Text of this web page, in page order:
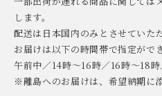
します。
配送は日本国内のみとさせていた
お届けは以下の時間帯で指定ができ
午前中／14時〜16時／16時〜18
※離島へのお届けは、希望納期に